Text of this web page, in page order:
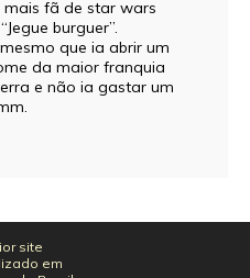
mais fã de star wars
burguer”.
que ia abrir um
da maior franquia
e não ia gastar um
site
em